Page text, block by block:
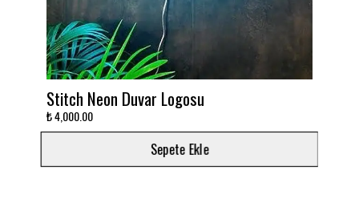
Stitch Neon Duvar Logosu
₺ 4,000.00
Sepete Ekle